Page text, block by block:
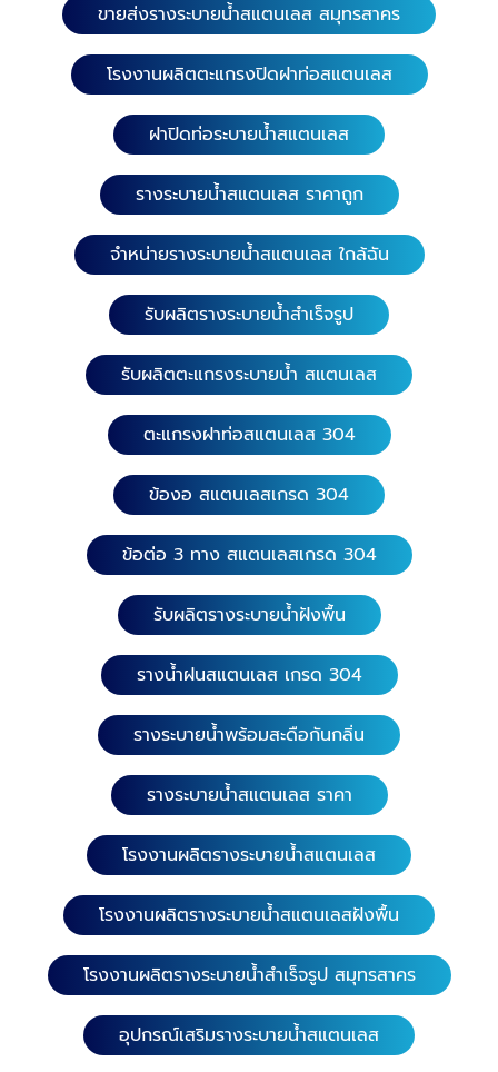
ขายส่งรางระบายน้ำสแตนเลส สมุทรสาคร
โรงงานผลิตตะแกรงปิดฝาท่อสแตนเลส
ฝาปิดท่อระบายน้ำสแตนเลส
รางระบายน้ำสแตนเลส ราคาถูก
จำหน่ายรางระบายน้ำสแตนเลส ใกล้ฉัน
รับผลิตรางระบายน้ำสำเร็จรูป
รับผลิตตะแกรงระบายน้ำ สแตนเลส
ตะแกรงฝาท่อสแตนเลส 304
ข้องอ สแตนเลสเกรด 304
ข้อต่อ 3 ทาง สแตนเลสเกรด 304
รับผลิตรางระบายน้ำฝังพื้น
รางน้ำฝนสแตนเลส เกรด 304
รางระบายน้ำพร้อมสะดือกันกลิ่น
รางระบายน้ำสแตนเลส ราคา
โรงงานผลิตรางระบายน้ำสแตนเลส
โรงงานผลิตรางระบายน้ำสแตนเลสฝังพื้น
โรงงานผลิตรางระบายน้ำสำเร็จรูป สมุทรสาคร
อุปกรณ์เสริมรางระบายน้ำสแตนเลส